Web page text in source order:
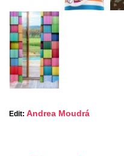
Edit: Andrea Moudrá